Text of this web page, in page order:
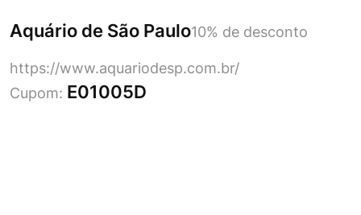
Aquário de São Paulo10% de desconto
https://www.aquariodesp.com.br/
Cupom: E01005D